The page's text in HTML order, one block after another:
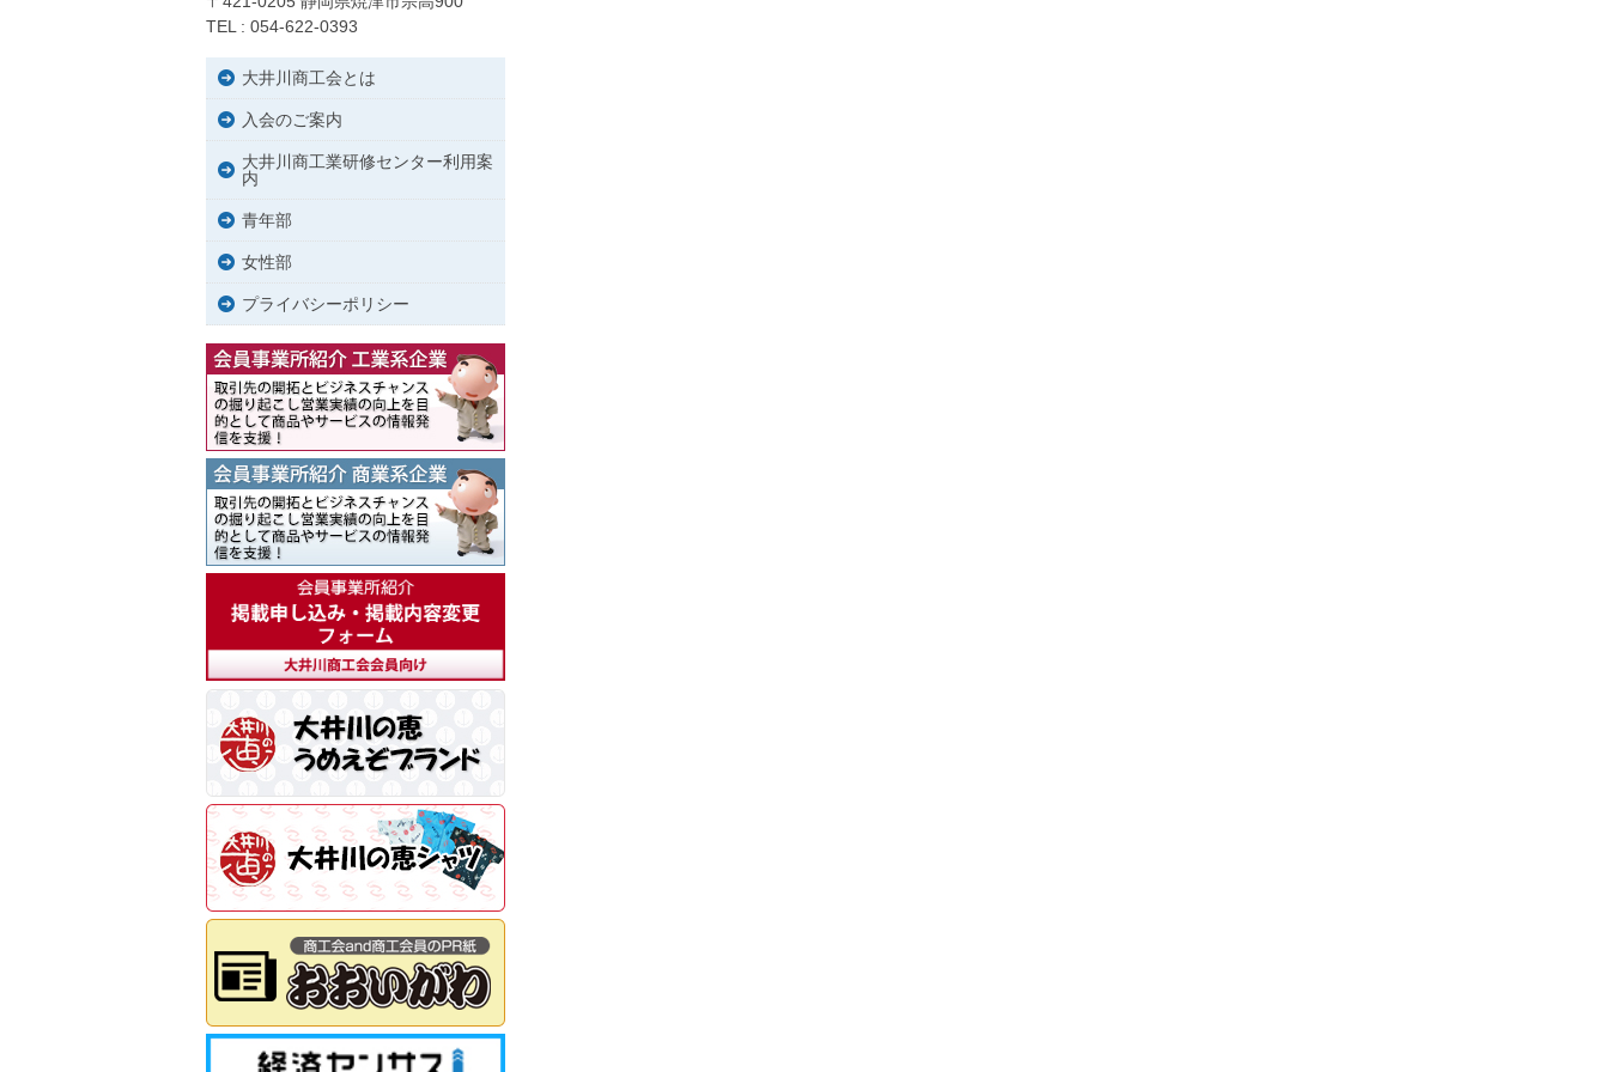
TEL : 054-622-0393
大井川商工会とは
入会のご案内
大井川商工業研修センター利用案
内
青年部
女性部
プライバシーポリシー